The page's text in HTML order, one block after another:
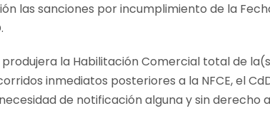
las sanciones por incumplimiento de la
produjera la Habilitación Comercial total de
inmediatos posteriores a la NFCE, el
de notificación alguna y sin derecho